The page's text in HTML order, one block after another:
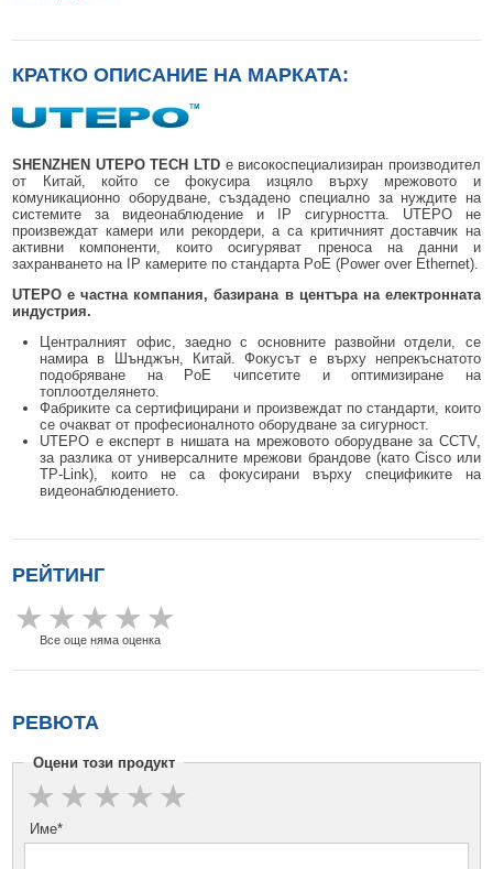
КРАТКО ОПИСАНИЕ НА МАРКАТА:
SHENZHEN UTEPO TECH LTDе високоспециализиран производител
от Китай, който се фокусира изцяло върху мрежовото и
комуникационно оборудване, създадено специално за нуждите на
системите за видеонаблюдение и IP сигурността. UTEPO не
произвеждат камери или рекордери, а са критичният доставчик на
активни компоненти, които осигуряват преноса на данни и
захранването на IP камерите по стандарта PoE (Power over Ethernet).
UTEPO е частна компания, базирана в центъра на електронната
индустрия.
Централният офис, заедно с основните развойни отдели, се
намира в Шънджън, Китай. Фокусът е върху непрекъснатото
подобряване на PoE чипсетите и оптимизиране на
топлоотделянето.
Фабриките са сертифицирани и произвеждат по стандарти, които
се очакват от професионалното оборудване за сигурност.
UTEPO е експерт в нишата на мрежовото оборудване за CCTV,
за разлика от универсалните мрежови брандове (като Cisco или
TP-Link), които не са фокусирани върху спецификите на
видеонаблюдението.
РЕЙТИНГ
Все още няма оценка
РЕВЮТА
Оцени този продукт
Име*